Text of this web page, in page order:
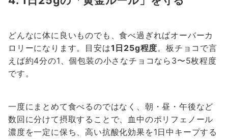
どんなに体に良いものでも、食べ過ぎればオーバーカ
ロリーになります。目安は1日25g程度。板チョコで言
えば約4分の1、個包装の小さなチョコなら3〜5枚程度
です。
一度にまとめて食べるのではなく、朝・昼・午後など
数回に分けて摂取することで、血中のポリフェノール
濃度を一定に保ち、高い抗酸化効果を1日中キープする